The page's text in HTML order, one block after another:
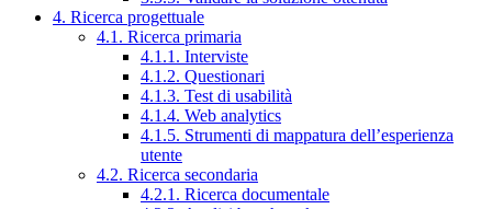
4. Ricerca progettuale
4.1. Ricerca primaria
4.1.1. Interviste
4.1.2. Questionari
4.1.3. Test di usabilità
4.1.4. Web analytics
4.1.5. Strumenti di mappatura dell’esperienza
utente
4.2. Ricerca secondaria
4.2.1. Ricerca documentale